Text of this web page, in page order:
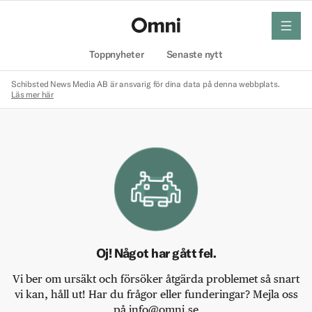
Toppnyheter Senaste nytt
meny
Schibsted News Media AB är ansvarig för dina data på denna webbplats.
Läs mer här
Oj! Något har gått fel.
Vi ber om ursäkt och försöker åtgärda problemet så snart
vi kan, håll ut! Har du frågor eller funderingar? Mejla oss